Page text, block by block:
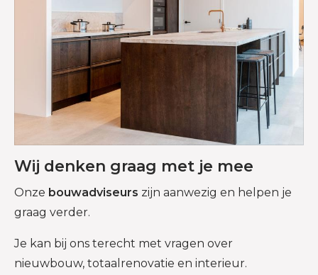
Wij denken graag met je mee
Onze bouwadviseurs zijn aanwezig en helpen je
graag verder.
Je kan bij ons terecht met vragen over
nieuwbouw, totaalrenovatie en interieur.